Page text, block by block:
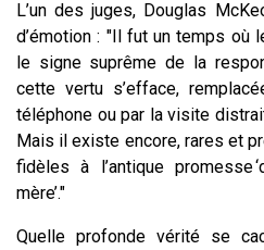
L’un des juges, Douglas
d’émotion : "Il fut un temps où
le signe suprême de la
cette vertu s’efface,
téléphone ou par la visite
Mais il existe encore, rares et
fidèles à l’antique promesse
mère’."
Quelle profonde vérité se